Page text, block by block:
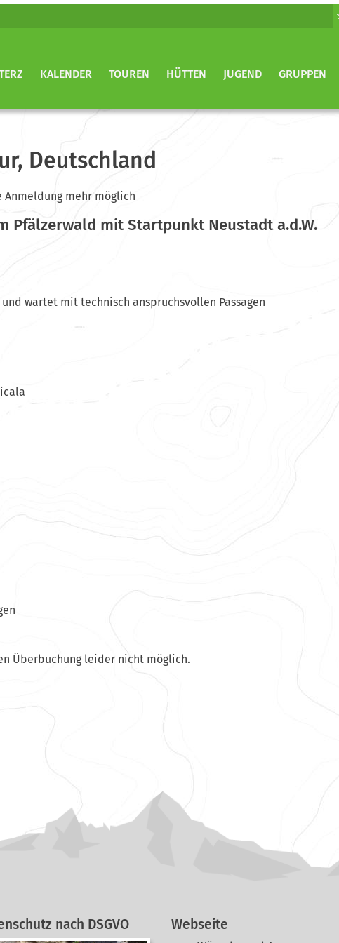
KALENDER TOUREN HÜTTEN JUGEND GRUPPEN
Deutschland
mehr möglich
Pfälzerwald mit Startpunkt Neustadt a.d.W.
wartet mit technisch anspruchsvollen Passagen
Überbuchung leider nicht möglich.
nach DSGVO Webseite